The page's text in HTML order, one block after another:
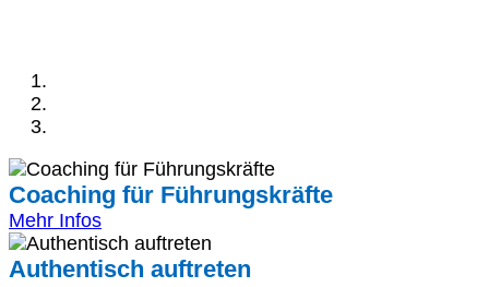
Coaching für Führungskräfte
Mehr Infos
Authentisch auftreten